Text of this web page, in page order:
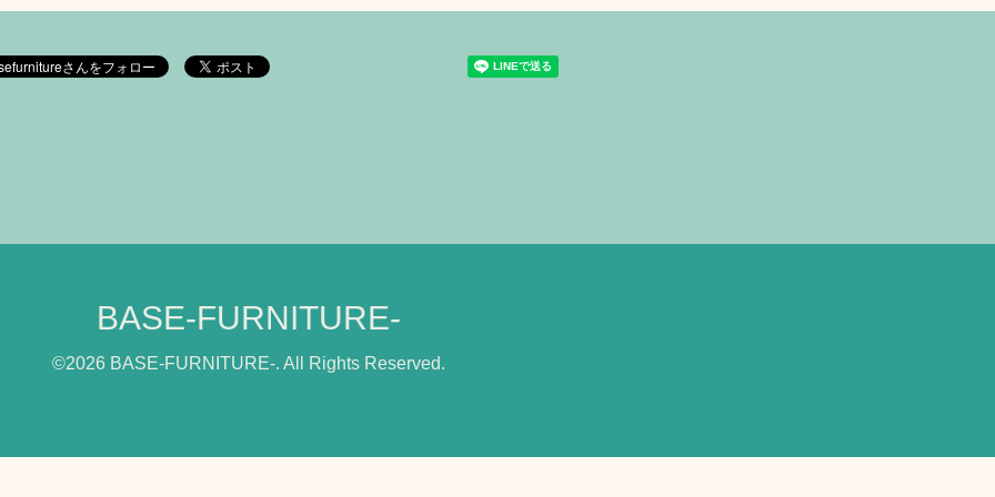
BASE-FURNITURE-
©2026 BASE-FURNITURE-. All Rights Reserved.